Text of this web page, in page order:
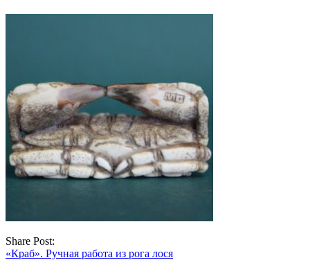
Share Post:
«Краб». Ручная работа из рога лося